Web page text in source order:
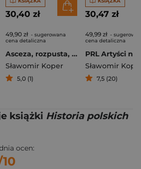
30,40 zł
49,90 zł - sugerowana
cena detaliczna
Asceza, rozpusta, zbrodnia
Sławomir Koper
5,0 (1)
30,47 zł
49,99 zł -
cena detaliczna
Sławomir
7,5 (20)
książki Historia polskich
ocen: